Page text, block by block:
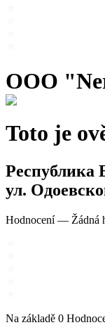
OOO
Toto je
Республика
ул.
Hodnocení— Žádná
Na základě 0